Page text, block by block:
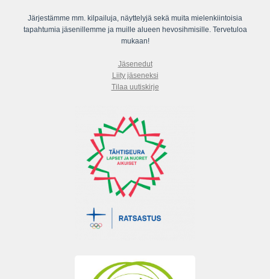
Järjestämme mm. kilpailuja, näyttelyjä sekä muita mielenkiintoisia
tapahtumia jäsenillemme ja muille alueen hevosihmisille. Tervetuloa
mukaan!
Jäsenedut
Liity jäseneksi
Tilaa uutiskirje